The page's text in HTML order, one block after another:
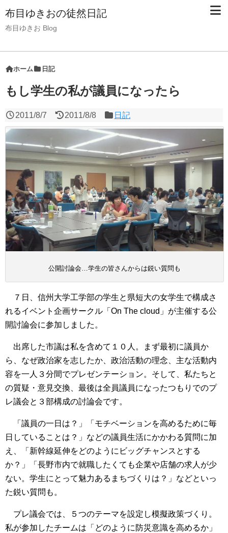
布目ゆきおの徒然日記
布目ゆきお Blog
ホーム 日記
もし学生の私が議員になったら
2011/8/7 2011/8/8 日記
公開討論会…学生の皆さんからは鋭い質問も
７日、信州大学工学部の学生と県短大の女学生で構成さ
れるイベント企画サークル「On The cloud」が主催する公
開討論会に参加しました。
出席した市議は私を含めて１０人。まず最初に議員か
ら、なぜ政治家を志したか、政治活動の理念、主な活動内
容を一人３分間でプレゼンテーション。そして、私たちと
の質疑・意見交換、最後は全員議員になったつもりでのプ
レ議会と３部構成の討論会です。
「議員の一日は？」「モチベーションを高めるために毎
日していることは？」などの議員生活にかかわる質問に加
え、「新幹線延伸をどのようにビッグチャンスとする
か？」「長野市内で就職したくても企業や店舗の求人が少
ない。学生にとって魅力あるまちづくりは？」などといっ
た鋭い質問も。
プレ議会では、５つのテーマを設定し模擬政策づくり。
私が参加したチームは「どのように防災意識を高めるか」